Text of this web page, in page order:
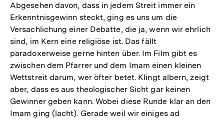
Abgesehen davon, dass in jedem Streit immer ein
Erkenntnisgewinn steckt, ging es uns um die
Versachlichung einer Debatte, die ja, wenn wir ehrlich
sind, im Kern eine religiöse ist. Das fällt
paradoxerweise gerne hinten über. Im Film gibt es
zwischen dem Pfarrer und dem Imam einen kleinen
Wettstreit darum, wer öfter betet. Klingt albern, zeigt
aber, dass es aus theologischer Sicht gar keinen
Gewinner geben kann. Wobei diese Runde klar an den
Imam ging (lacht). Gerade weil wir einiges ad